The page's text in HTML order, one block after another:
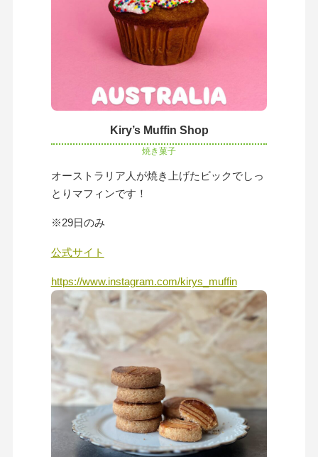
Kiry’s Muffin Shop
焼き菓子
オーストラリア人が焼き上げたビックでしっ
とりマフィンです！
※29日のみ
公式サイト
https://www.instagram.com/kirys_muffin